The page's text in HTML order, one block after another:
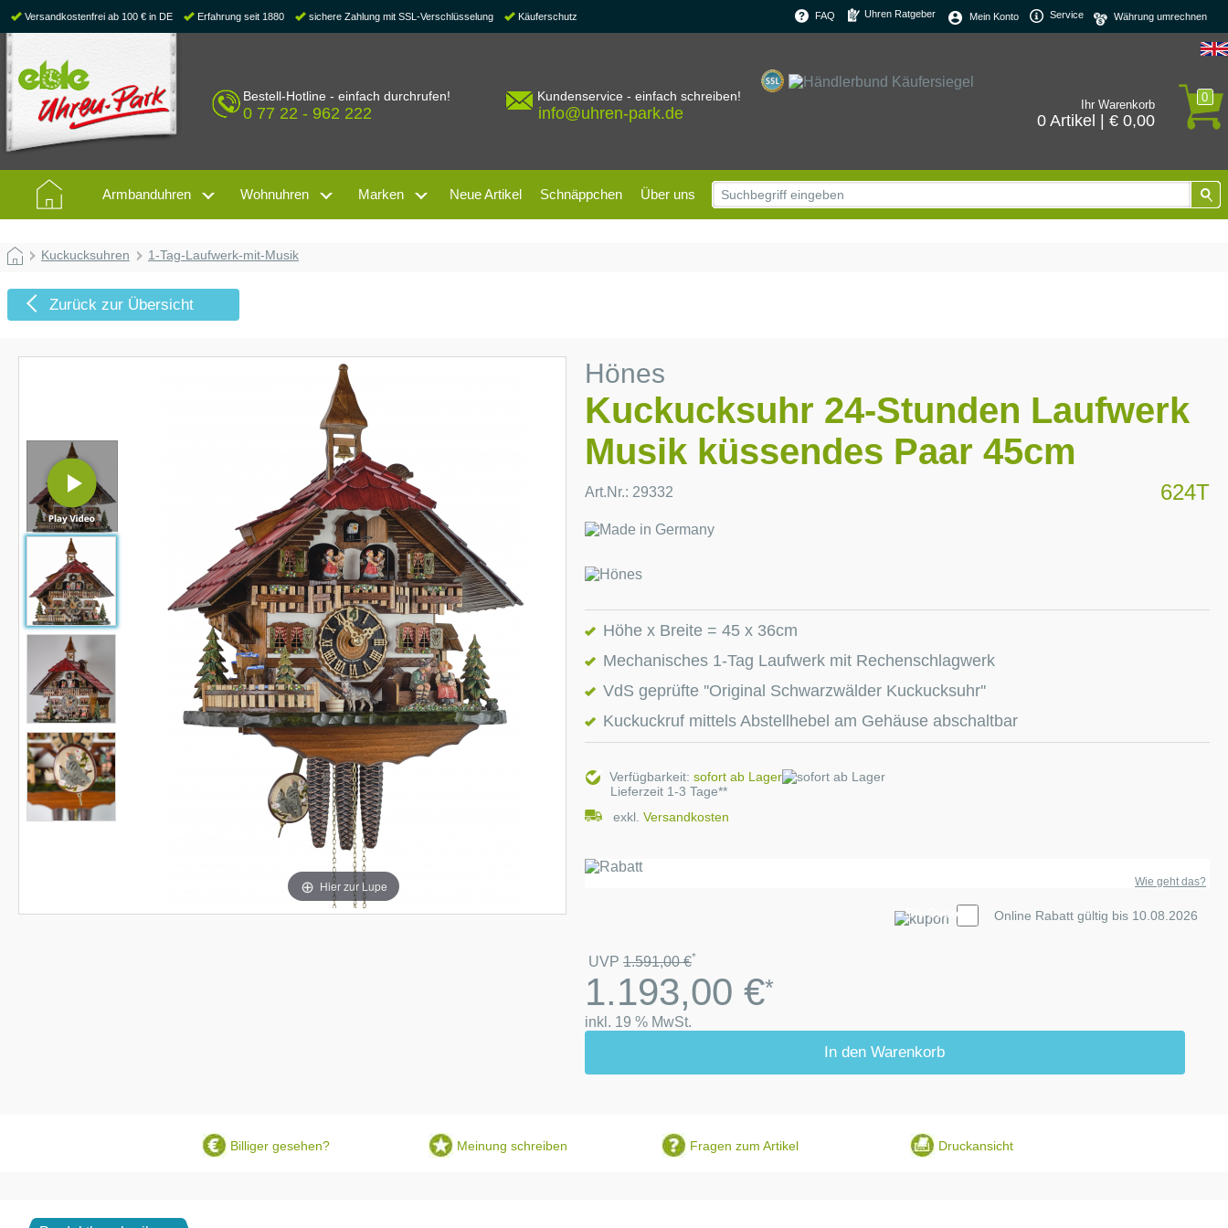
Versandkostenfrei ab 100 € in DE Erfahrung seit 1880 sichere Zahlung mit SSL-Verschlüsselung Käuferschutz FAQ Uhren Ratgeber Mein Konto Service
Bestell-Hotline - einfach durchrufen!
0 77 22 - 962 222
Kundenservice - einfach schreiben!
info@uhren-park.de
0
Ihr Warenkorb
0 Artikel | € 0,00
Armbanduhren Wohnuhren Marken Neue Artikel Schnäppchen Über uns
Kuckucksuhren 1-Tag-Laufwerk-mit-Musik
Zurück zur Übersicht
Hier zur Lupe
Hönes
Kuckucksuhr 24-Stunden Laufwerk
Musik küssendes Paar 45cm
Art.Nr.: 29332 624T
Höhe x Breite = 45 x 36cm
Mechanisches 1-Tag Laufwerk mit Rechenschlagwerk
VdS geprüfte ''Original Schwarzwälder Kuckucksuhr''
Kuckuckruf mittels Abstellhebel am Gehäuse abschaltbar
Verfügbarkeit: sofort ab Lager
Lieferzeit 1-3 Tage**
exkl. Versandkosten
Wie geht das?
5% Cupon Online Rabatt gültig bis 10.08.2026
UVP 1.591,00€*
1.193,00 €*
inkl. 19 % MwSt.
In den Warenkorb
Billiger gesehen? Meinung schreiben Fragen zum Artikel Druckansicht